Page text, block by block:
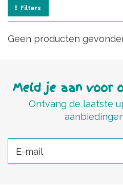
Filters
Geen producten
Meld je aan voor
Ontvang de laatste